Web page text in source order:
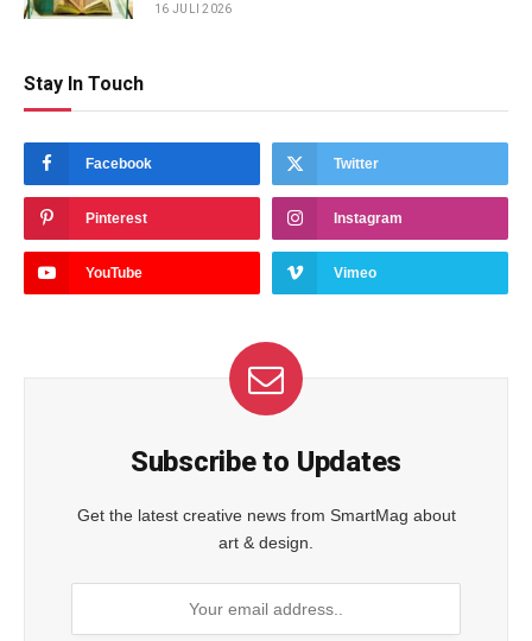
16 JULI 2026
Stay In Touch
Facebook Twitter
Pinterest Instagram
YouTube Vimeo
Subscribe to Updates
Get the latest creative news from SmartMag about
art & design.